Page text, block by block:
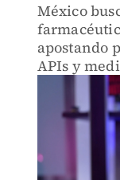
México
apostando
APIs y
Juan de
AMELAF,
reducir la